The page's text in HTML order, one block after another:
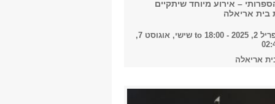
– אירוע מיוחד שיתקיים
בית אריאלה
- 18:00
to שישי, אוגוסט 7,
אריאלה